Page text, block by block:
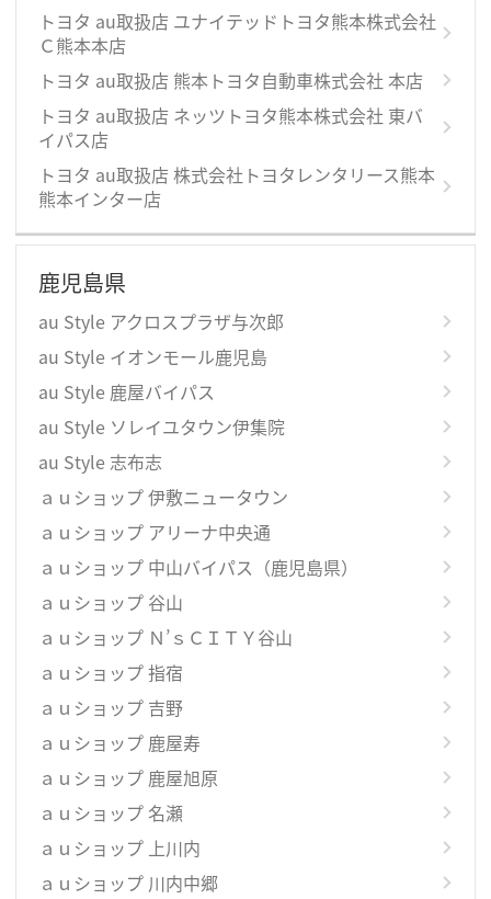
トヨタ au取扱店 ユナイテッドトヨタ熊本株式会社
Ｃ熊本本店
トヨタ au取扱店 熊本トヨタ自動車株式会社 本店
トヨタ au取扱店 ネッツトヨタ熊本株式会社 東バ
イパス店
トヨタ au取扱店 株式会社トヨタレンタリース熊本
熊本インター店
鹿児島県
au Style アクロスプラザ与次郎
au Style イオンモール鹿児島
au Style 鹿屋バイパス
au Style ソレイユタウン伊集院
au Style 志布志
ａｕショップ 伊敷ニュータウン
ａｕショップ アリーナ中央通
ａｕショップ 中山バイパス（鹿児島県）
ａｕショップ 谷山
ａｕショップ Ｎ’ｓＣＩＴＹ谷山
ａｕショップ 指宿
ａｕショップ 吉野
ａｕショップ 鹿屋寿
ａｕショップ 鹿屋旭原
ａｕショップ 名瀬
ａｕショップ 上川内
ａｕショップ 川内中郷